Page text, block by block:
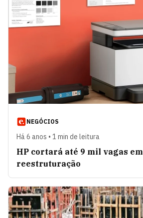
NEGÓCIOS
Há 6 anos • 1 min de leitura
HP cortará até 9 mil vagas em
reestruturação